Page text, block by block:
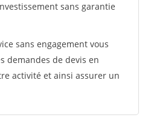
sans garantie
sans engagement vous
demandes de devis en
activité et ainsi assurer un